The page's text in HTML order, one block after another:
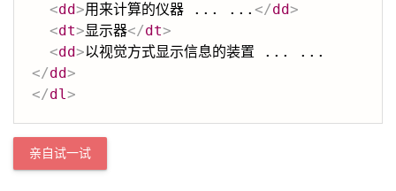
<dd>用来计算的仪器 ... ... </dd>
<dt>显示器</dt>
<dd>以视觉方式显示信息的装置 ... ...
</dd>
</dl>
亲自试一试